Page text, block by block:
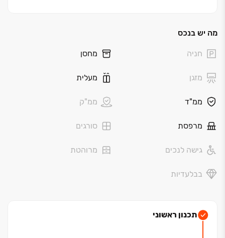
מה יש בנכס
חניה מחסן
מזגן מעלית
ממ"ד ממ"ק
מרפסת סורגים
גישה לנכים מרוהטת
בבלעדיות
תכנון ראשוני